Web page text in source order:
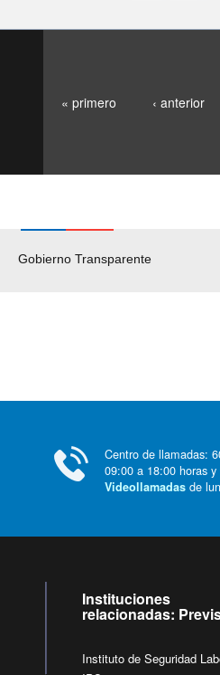
« primero ‹ anterior
Gobierno Transparente
Pago Proveedores
Centro de llamadas:
09:00 a 18:00 horas
Videollamadas de
Instituciones
relacionadas:
Instituto de Seguridad